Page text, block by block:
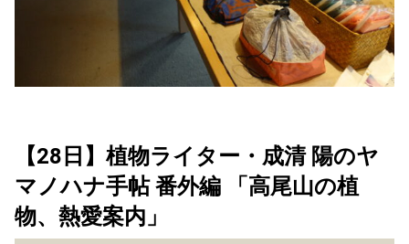
【28日】 植物ライター・成清 陽のヤ
マノハナ手帖 番外編
「高尾山の植
物、熱愛案内」